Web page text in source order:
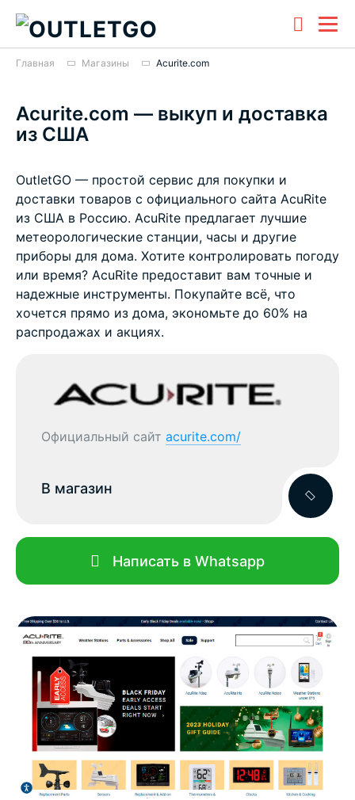
Главная Магазины Acurite.com
Acurite.com — выкуп и доставка
из США
OutletGO — простой сервис для покупки и
доставки товаров с официального сайта AcuRite
из США в Россию. AcuRite предлагает лучшие
метеорологические станции, часы и другие
приборы для дома. Хотите контролировать погоду
или время? AcuRite предоставит вам точные и
надежные инструменты. Покупайте всё, что
хочется прямо из дома, экономьте до 60% на
распродажах и акциях.
Официальный сайт acurite.com/
В магазин
Написать в Whatsapp